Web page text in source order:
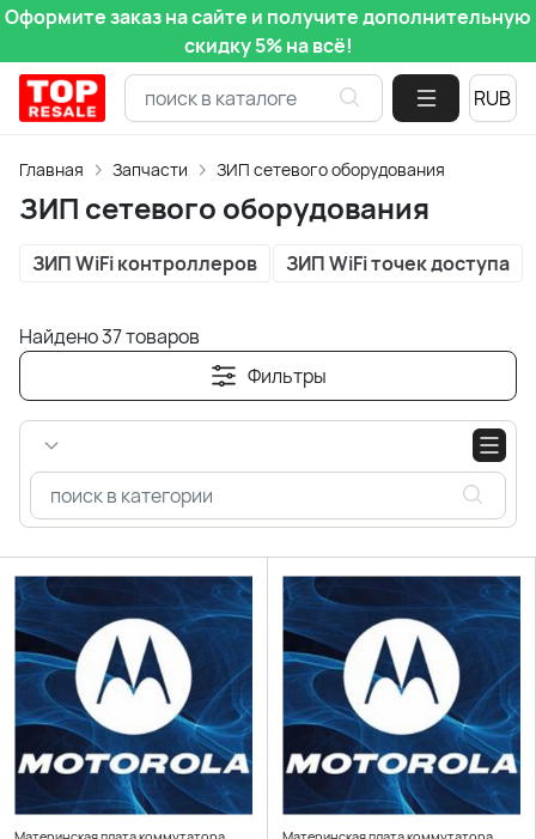
Оформите заказ на сайте и получите дополнительную
скидку 5% на всё!
Главная Запчасти ЗИП сетевого оборудования
ЗИП сетевого оборудования
ЗИП WiFi контроллеров ЗИП WiFi точек доступа
Найдено 37 товаров
Фильтры